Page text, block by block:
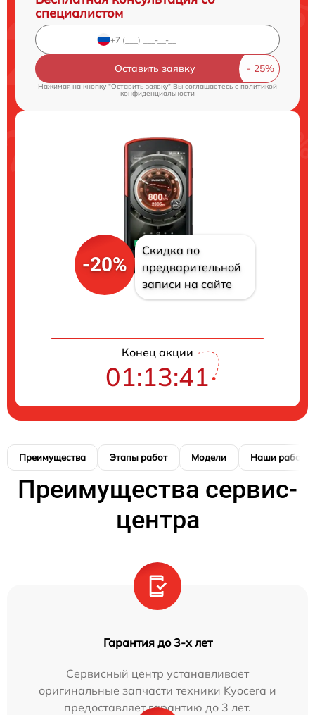
специалистом
Оставить заявку
Нажимая на кнопку "Оставить заявку" Вы соглашаетесь cполитикой
конфиденциальности
-20%
Скидка по
предварительной
записи на сайте
Конец акции
01:13:41
Преимущества Этапы работ Модели Наши работы
Преимущества сервис-
центра
Гарантия до 3-х лет
Сервисный центр устанавливает
оригинальные запчасти техники Kyocera и
предоставляет гарантию до 3 лет.